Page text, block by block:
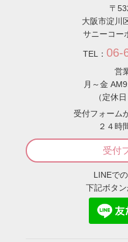
〒
大阪市淀川
サニーコー
TEL： 06-
営
月～金
（定休
受付フォーム
２４時
受付
LINEで
下記ボタン